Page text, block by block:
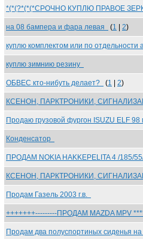
*(*(?*(*(*СРОЧНО КУПЛЮ ПРАВОЕ
на 08 бампера и фара левая (1 2)
куплю комплектом или по отдельности
куплю зимнию резину
ОБВЕС кто-нибуть делает? (1 2)
КСЕНОН, ПАРКТРОНИКИ,
Продаю грузовой фургон ISUZU ELF 98
Конденсатор
ПРОДАМ NOKIA HAKKEPELITA 4 /185/
КСЕНОН, ПАРКТРОНИКИ,
Продам Газель 2003 г.в.
+++++++---------ПРОДАМ MAZDA MPV
Продам два полуспортиных сиденья